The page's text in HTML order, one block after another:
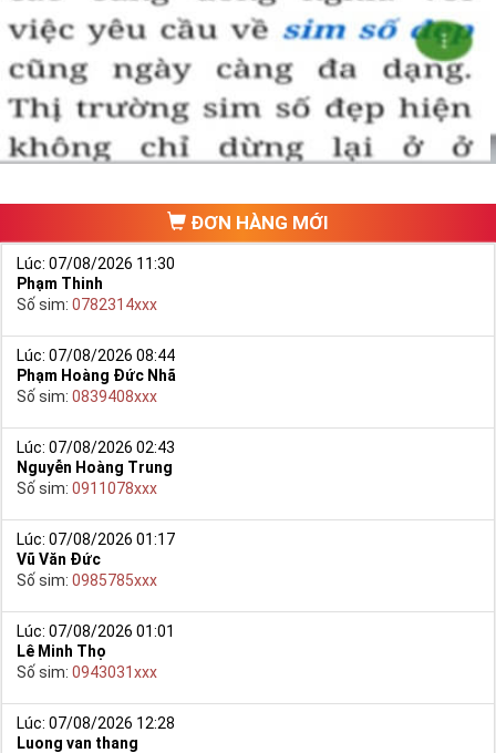
ĐƠN HÀNG MỚI
Lúc: 07/08/2026 11:30
Phạm Thinh
Số sim: 0782314xxx
Lúc: 07/08/2026 08:44
Phạm Hoàng Đức Nhã
Số sim: 0839408xxx
Lúc: 07/08/2026 02:43
Nguyễn Hoàng Trung
Số sim: 0911078xxx
Lúc: 07/08/2026 01:17
Vũ Văn Đức
Số sim: 0985785xxx
Lúc: 07/08/2026 01:01
Lê Minh Thọ
Số sim: 0943031xxx
Lúc: 07/08/2026 12:28
Luong van thang